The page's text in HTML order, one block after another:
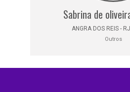
Sabrina de
ANGRA DOS REIS -
Outros